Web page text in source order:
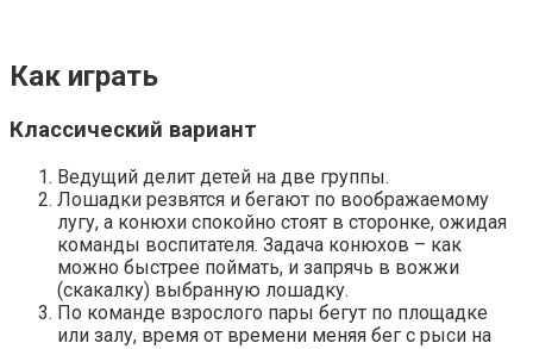
Как играть
Классический вариант
Ведущий делит детей на две группы.
Лошадки резвятся и бегают по воображаемому
лугу, а конюхи спокойно стоят в сторонке, ожидая
команды воспитателя. Задача конюхов – как
можно быстрее поймать, и запрячь в вожжи
(скакалку) выбранную лошадку.
По команде взрослого пары бегут по площадке
или залу, время от времени меняя бег с рыси на